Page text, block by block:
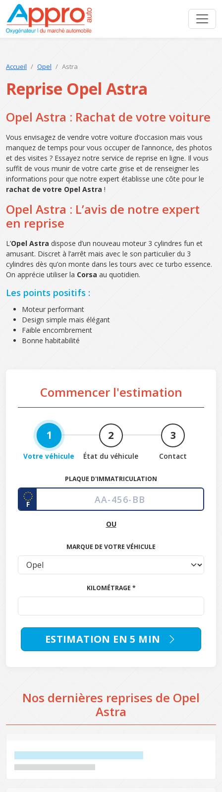
Accueil Opel Astra
Reprise Opel Astra
Opel Astra : Rachat de votre voiture
Vous envisagez de vendre votre voiture d’occasion mais vous
manquez de temps pour vous occuper de l’annonce, des photos
et des visites ? Essayez notre service de reprise en ligne. Il vous
suffit de vous munir de votre carte grise et de renseigner les
informations pour que notre expert établisse une côte pour le
rachat de votre Opel Astra !
Opel Astra : L’avis de notre expert
en reprise
L’Opel Astra dispose d’un nouveau moteur 3 cylindres fun et
amusant. Discret à l’arrêt mais avec le son particulier du 3
cylindres dès qu’on monte dans les tours avec ce turbo essence.
On apprécie utiliser la Corsa au quotidien.
Les points positifs :
Moteur performant
Design simple mais élégant
Faible encombrement
Bonne habitabilité
Commencer l'estimation
1
Votre véhicule
2
État du véhicule
3
Contact
PLAQUE D'IMMATRICULATION
F
OU
MARQUE DE VOTRE VÉHICULE
KILOMÉTRAGE *
ESTIMATION EN 5 MIN
Nos dernières reprises de Opel
Astra